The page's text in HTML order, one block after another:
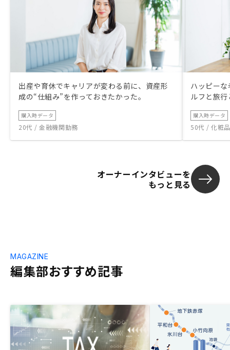
出産や育休でキャリアが変わる前に、資産形
成の“仕組み”を作っておきたかった。
購入時データ
20代 / 金融機関勤務
ハッピー
ルフと旅
購入時データ
50代 / 化粧
オーナーインタビューを
もっと見る
編集部おすすめ記事
MAGAZINE